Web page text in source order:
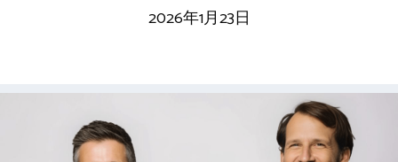
2026年1月23日